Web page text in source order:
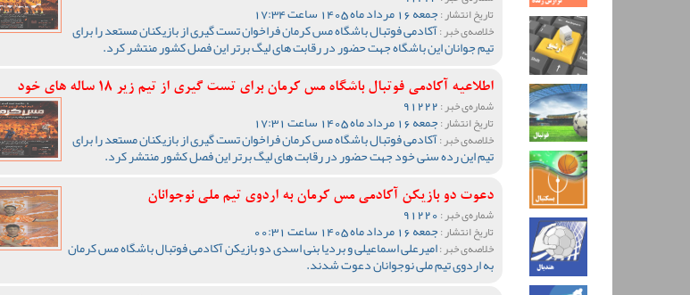
تاریخ انتشار :جمعه 16 مرداد ماه 1405 ساعت 17:34
خلاصه‌ی خبر :آکادمی فوتبال باشگاه مس کرمان فراخوان تست گیری از بازیکنان مستعد را برای
تیم جوانان این باشگاه جهت حضور در رقابت های لیگ برتر این فصل کشور منتشر کرد.
اطلاعیه آکادمی فوتبال باشگاه مس کرمان برای تست گیری از تیم زیر 18 ساله های خود
شماره‌ی خبر :
تاریخ انتشار :جمعه 16 مرداد ماه 1405 ساعت 17:31
خلاصه‌ی خبر :آکادمی فوتبال باشگاه مس کرمان فراخوان تست گیری از بازیکنان مستعد را برای
تیم این رده سنی خود جهت حضور در رقابت های لیگ برتر این فصل کشور منتشر کرد.
دعوت دو بازیکن آکادمی مس کرمان به اردوی تیم ملی نوجوانان
شماره‌ی خبر :
تاریخ انتشار :جمعه 16 مرداد ماه 1405 ساعت 00:31
خلاصه‌ی خبر :امیرعلی اسماعیلی و بردیا بنی اسدی دو بازیکن آکادمی فوتبال باشگاه مس کرمان
به اردوی تیم ملی نوجوانان دعوت شدند.